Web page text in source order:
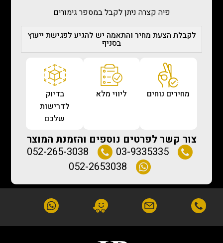
פיה קצרה ניתן לקבל במספר גימורים
לקבלת הצעת מחיר והתאמה יש להגיע לפגישת ייעוץ
בסניף
מחירים נוחים ליווי מלא
בדיוק
לדרישות
שלכם
צור קשר לפרטים נוספים והזמנת המוצר
03-9335335
052-265-3038
052-2653038